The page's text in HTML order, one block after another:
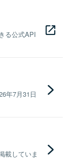
る公式API
年7月31日
載していま